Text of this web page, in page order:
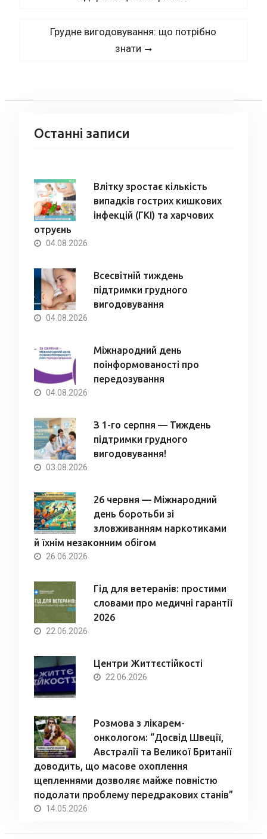
Next
Грудне вигодовування: що потрібно
знати
Останні записи
Влітку зростає кількість
випадків гострих кишкових
інфекцій (ГКІ) та харчових
отруєнь
04.08.2026
Всесвітній тиждень
підтримки грудного
вигодовування
04.08.2026
Міжнародний день
поінформованості про
передозування
04.08.2026
З 1-го серпня — Тиждень
підтримки грудного
вигодовування!
03.08.2026
26 червня — Міжнародний
день боротьби зі
зловживанням наркотиками
й їхнім незаконним обігом
26.06.2026
Гід для ветеранів: простими
словами про медичні гарантії
2026
22.06.2026
Центри Життєстійкості
22.06.2026
Розмова з лікарем-
онкологом: “Досвід Швеції,
Австралії та Великої Британії
доводить, що масове охоплення
щепленнями дозволяє майже повністю
подолати проблему передракових станів”
14.05.2026